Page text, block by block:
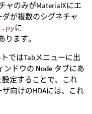
ャのみがMaterialXにエ
が複数のシグネチャ
に--
ります。
ではTabメニューに出
ンドウの Node タブにあ
定することで、これ
向けのHDAには、これ